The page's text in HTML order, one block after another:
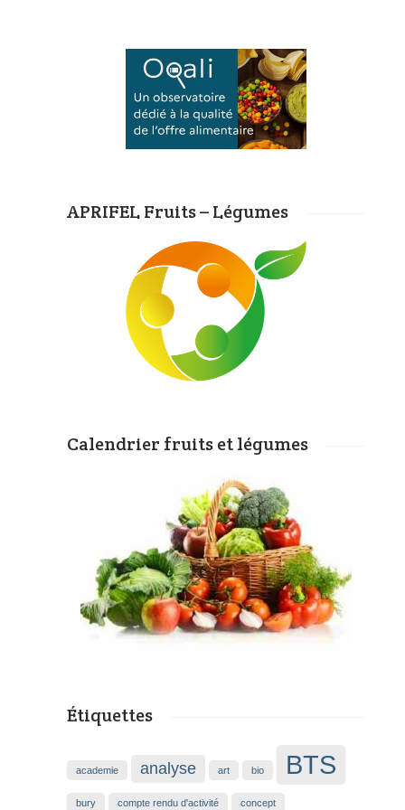
APRIFEL Fruits – Légumes
Calendrier fruits et légumes
Étiquettes
academie analyse art bio BTS
bury compte rendu d'activité concept